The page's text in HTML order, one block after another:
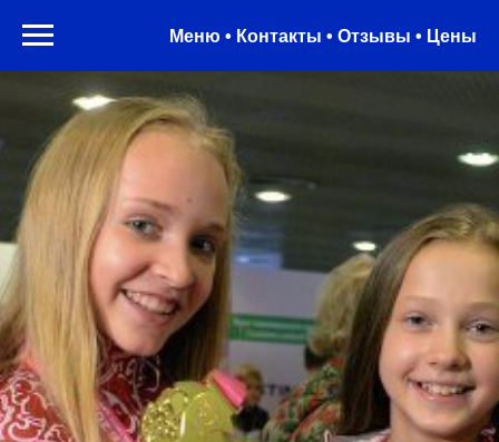
Меню • Контакты • Отзывы • Цены